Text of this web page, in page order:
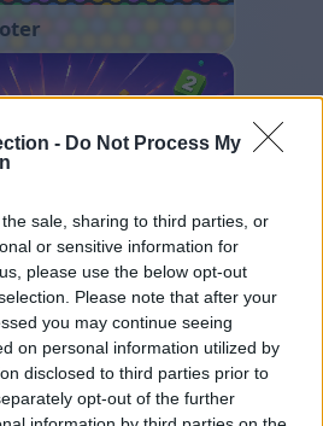
- Do Not Process My
sale, sharing to third parties, or
or sensitive information for
please use the below opt-out
Please note that after your
you may continue seeing
on personal information utilized by
disclosed to third parties prior to
opt-out of the further